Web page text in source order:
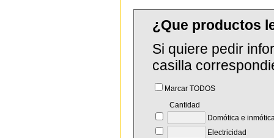
¿Que productos
Si quiere pedir
casilla
Marcar TODOS
Cantidad
Domótica e
Electricidad